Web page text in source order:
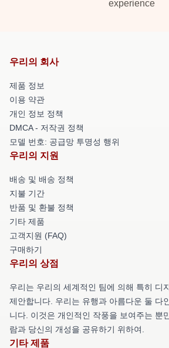
experience
우리의 회사
제품 정보
이용 약관
개인 정보 정책
DMCA - 저작권 정책
모델 번호: 공급망 투명성 행위
우리의 지원
배송 및 배송 정책
지불 기간
반품 및 환불 정책
기타 제품
고객지원 (FAQ)
구매하기
우리의 상점
우리는 우리의 세계적인 팀에 의해 특히 디
제안합니다. 우리는 유행과 아름다운 둘 다
니다. 이것은 개인적인 작풍을 보여주는 뿐
람과 당신의 개성을 공유하기 위하여.
기타 제품